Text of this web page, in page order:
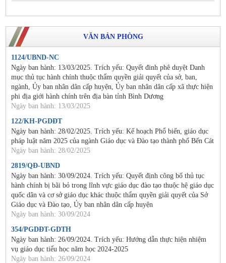
VĂN BẢN PHÒNG
1124/UBND-NC
Ngày ban hành: 13/03/2025. Trích yếu: Quyết đinh phê duyệt Danh
mục thủ tục hành chính thuộc thẩm quyền giải quyết của sở, ban,
ngành, Ủy ban nhân dân cấp huyện, Ủy ban nhân dân cấp xã thực hiện
phi địa giới hành chính trên địa bàn tỉnh Bình Dương
Ngày ban hành: 13/03/2025
122/KH-PGDĐT
Ngày ban hành: 28/02/2025. Trích yếu: Kế hoạch Phổ biến, giáo dục
pháp luật năm 2025 của ngành Giáo dục và Đào tạo thành phố Bến Cát
Ngày ban hành: 28/02/2025
2819/QĐ-UBND
Ngày ban hành: 30/09/2024. Trích yếu: Quyết định công bố thủ tục
hành chính bị bãi bỏ trong lĩnh vực giáo dục đào tạo thuộc hệ giáo dục
quốc dân và cơ sở giáo dục khác thuộc thẩm quyền giải quyết của Sở
Giáo dục và Đào tạo, Ủy ban nhân dân cấp huyện
Ngày ban hành: 30/09/2024
354/PGDĐT-GDTH
Ngày ban hành: 26/09/2024. Trích yếu: Hướng dẫn thực hiện nhiệm
vụ giáo dục tiểu học năm học 2024-2025
Ngày ban hành: 26/09/2024